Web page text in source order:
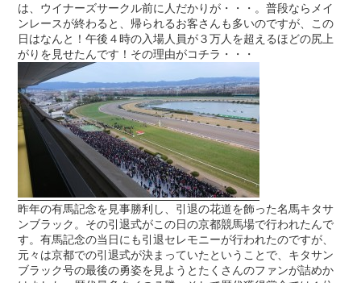
は、ウイナーズサークル前に人だかりが・・・。普段ならメイ
ンレースが終わると、帰られるお客さんも多いのですが、この
日はなんと！午後４時の入場人員が３万人を超えるほどの尻上
がりを見せたんです！その理由がコチラ・・・
昨年の有馬記念を見事勝利し、引退の花道を飾った名馬キタサ
ンブラック。その引退式がこの日の京都競馬場で行われたんで
す。有馬記念の当日にも引退セレモニーが行われたのですが、
元々は京都での引退式が決まっていたということで、キタサン
ブラック号の最後の勇姿を見ようとたくさんのファンが詰めか